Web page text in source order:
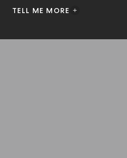
TELL ME MORE